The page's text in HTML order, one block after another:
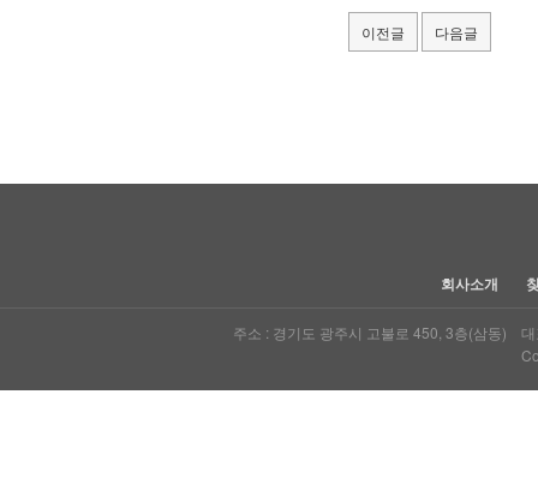
이전글 다음글
회사소개
주소 : 경기도 광주시 고불로 450, 3층(삼동)